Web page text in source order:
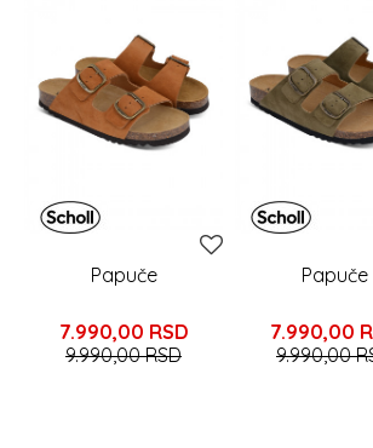
Papuče
7.990,00 RSD
9.990,00RSD
Papuče
7.990,00
9.990,00